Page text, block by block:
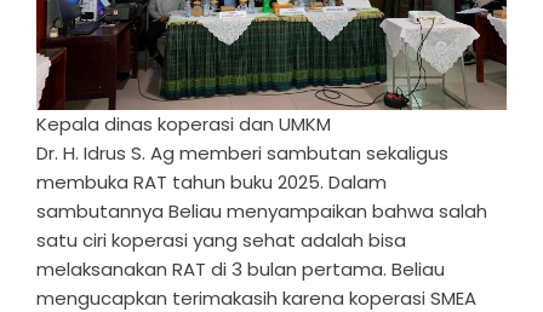
Kepala dinas koperasi dan UMKM
Dr. H. Idrus S. Ag memberi sambutan sekaligus
membuka RAT tahun buku 2025. Dalam
sambutannya Beliau menyampaikan bahwa salah
satu ciri koperasi yang sehat adalah bisa
melaksanakan RAT di 3 bulan pertama. Beliau
mengucapkan terimakasih karena koperasi SMEA